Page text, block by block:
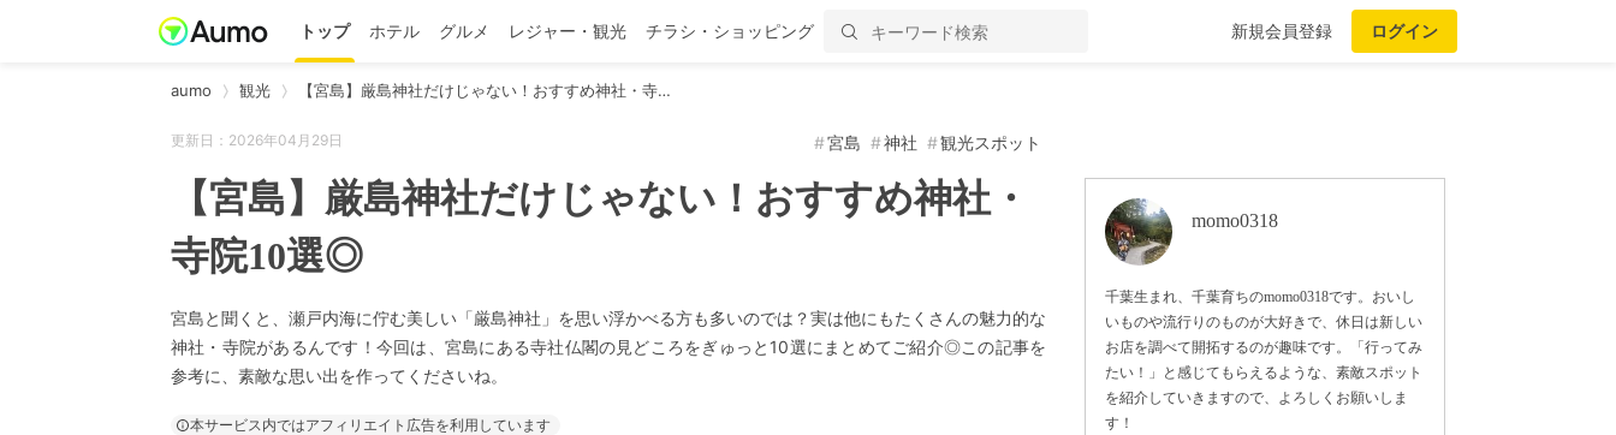
トップ ホテル グルメ レジャー・観光 チラシ・ショッピング 新規会員登録 ログイン
aumo 観光 【宮島】厳島神社だけじゃない！おすすめ神社・寺…
更新日：2026年04月29日 宮島 神社 観光スポット
【宮島】厳島神社だけじゃない！おすすめ神社・
寺院10選◎
宮島と聞くと、瀬戸内海に佇む美しい「厳島神社」を思い浮かべる方も多いのでは？実は他にもたくさんの魅力的な
神社・寺院があるんです！今回は、宮島にある寺社仏閣の見どころをぎゅっと10選にまとめてご紹介◎この記事を
参考に、素敵な思い出を作ってくださいね。
本サービス内ではアフィリエイト広告を利用しています
momo0318
千葉生まれ、千葉育ちのmomo0318です。おいし
いものや流行りのものが大好きで、休日は新しい
お店を調べて開拓するのが趣味です。「行ってみ
たい！」と感じてもらえるような、素敵スポット
を紹介していきますので、よろしくお願いしま
す！